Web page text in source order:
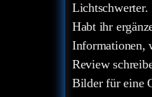
Lichtschwerter.
Habt ihr
Informationen,
Review
Bilder für eine